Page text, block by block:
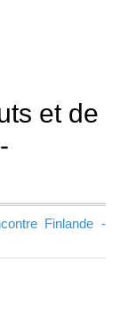
et de
Finlande -